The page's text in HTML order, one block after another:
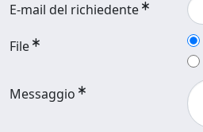
E-mail del richiedente
File
Messaggio